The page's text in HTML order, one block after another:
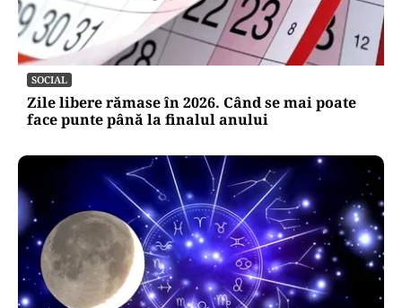
SOCIAL
Zile libere rămase în 2026. Când se mai poate
face punte până la finalul anului